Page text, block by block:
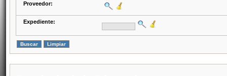
Proveedor:
Expediente: